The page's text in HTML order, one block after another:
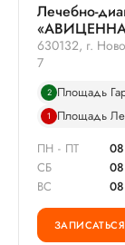
Лечебно-
630132, г.
7
2 Площадь
1
Площадь
ПН - ПТ
СБ
ВС